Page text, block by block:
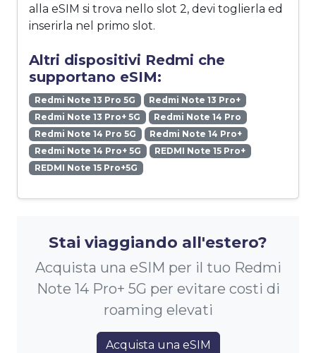
alla eSIM si trova nello slot 2, devi toglierla ed
inserirla nel primo slot.
Altri dispositivi Redmi che
supportano eSIM:
Redmi Note 13 Pro 5G
Redmi Note 13 Pro+
Redmi Note 13 Pro+ 5G
Redmi Note 14 Pro
Redmi Note 14 Pro 5G
Redmi Note 14 Pro+
Redmi Note 14 Pro+ 5G
REDMI Note 15 Pro+
REDMI Note 15 Pro+5G
Stai viaggiando all'estero?
Acquista una eSIM per il tuo Redmi
Note 14 Pro+ 5G per evitare costi di
roaming elevati
Acquista una eSIM